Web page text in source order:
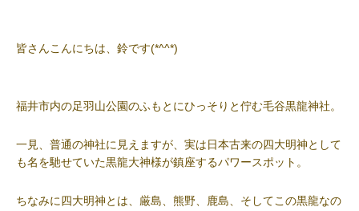
皆さんこんにちは、鈴です(*^^*)
福井市内の足羽山公園のふもとにひっそりと佇む毛谷黒龍神社。
一見、普通の神社に見えますが、実は日本古来の四大明神として
も名を馳せていた黒龍大神様が鎮座するパワースポット。
ちなみに四大明神とは、厳島、熊野、鹿島、そしてこの黒龍なの